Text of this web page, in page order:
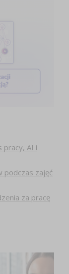
pracy, AI i
podczas zajęć
za pracę